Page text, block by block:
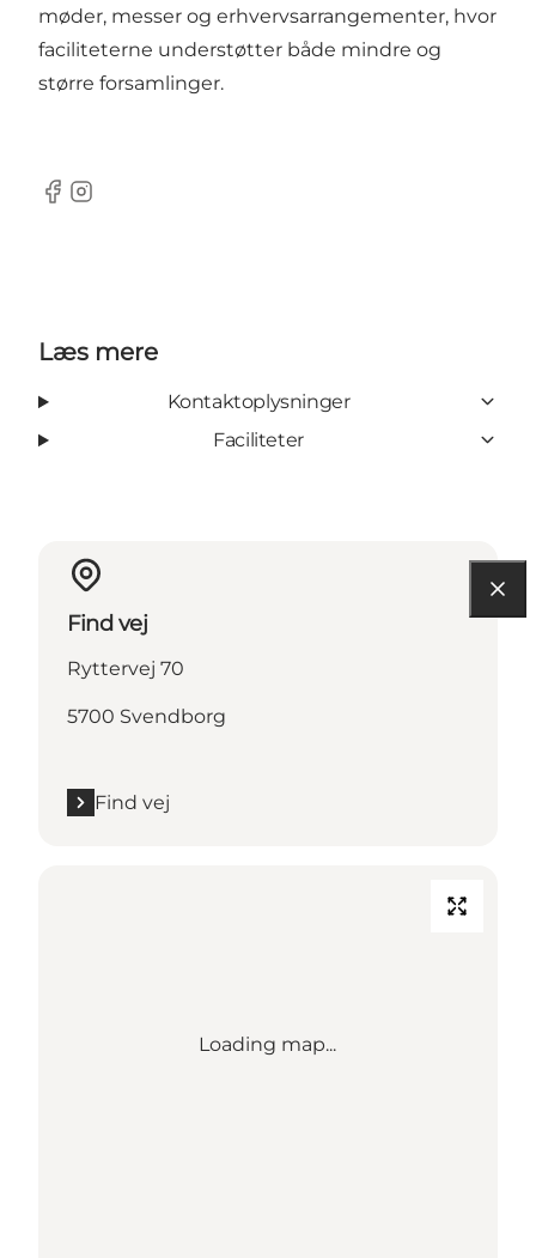
møder, messer og erhvervsarrangementer, hvor
faciliteterne understøtter både mindre og
større forsamlinger.
Facebook
Instagram
Læs mere
Kontaktoplysninger
Faciliteter
Find vej
Ryttervej 70
5700 Svendborg
Find vej
Loading map...